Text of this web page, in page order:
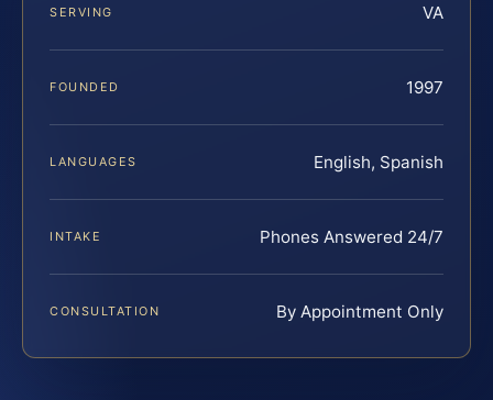
SERVING VA
FOUNDED 1997
LANGUAGES English, Spanish
INTAKE Phones Answered 24/7
CONSULTATION By Appointment Only